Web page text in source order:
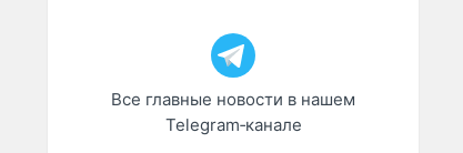
Все главные новости в нашем
Telegram‑канале